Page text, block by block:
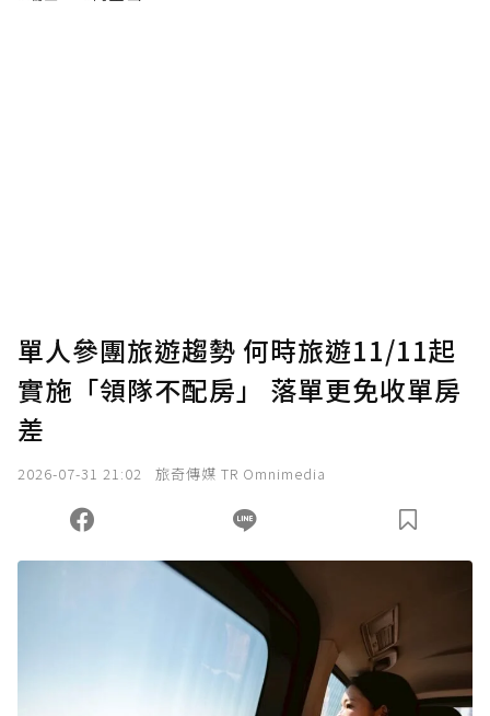
單人參團旅遊趨勢 何時旅遊11/11起
實施「領隊不配房」 落單更免收單房
差
2026-07-31 21:02 旅奇傳媒 TR Omnimedia